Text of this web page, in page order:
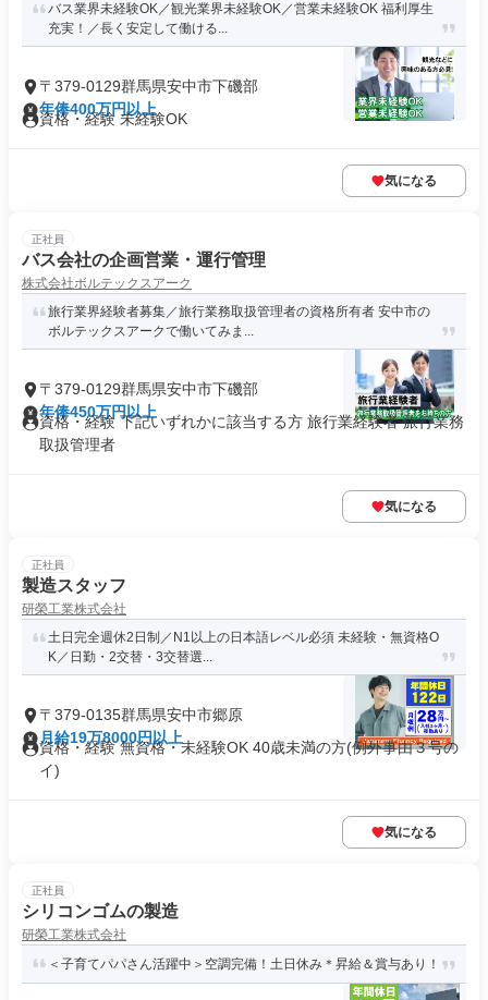
バス業界未経験OK／観光業界未経験OK／営業未経験OK 福利厚生
充実！／長く安定して働ける...
〒379-0129群馬県安中市下磯部
年俸400万円以上
資格・経験 未経験OK
気になる
正社員
バス会社の企画営業・運行管理
株式会社ボルテックスアーク
旅行業界経験者募集／旅行業務取扱管理者の資格所有者 安中市の
ボルテックスアークで働いてみま...
〒379-0129群馬県安中市下磯部
年俸450万円以上
資格・経験 下記いずれかに該当する方 旅行業経験者 旅行業務
取扱管理者
気になる
正社員
製造スタッフ
研榮工業株式会社
土日完全週休2日制／N1以上の日本語レベル必須 未経験・無資格O
K／日勤・2交替・3交替選...
〒379-0135群馬県安中市郷原
月給19万8000円以上
資格・経験 無資格・未経験OK 40歳未満の方(例外事由３号の
イ)
気になる
正社員
シリコンゴムの製造
研榮工業株式会社
＜子育てパパさん活躍中＞空調完備！土日休み＊昇給＆賞与あり！